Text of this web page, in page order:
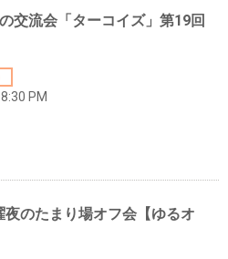
交流会「ターコイズ」第19回
PM
のたまり場オフ会【ゆるオ